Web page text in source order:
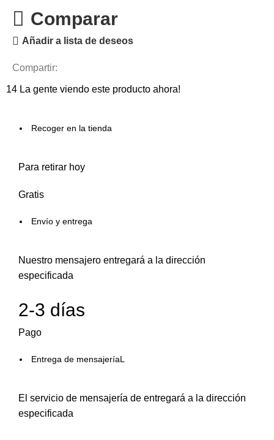
Comparar
Añadir a lista de deseos
Compartir:
14 La gente viendo este producto ahora!
Recoger en la tienda
Para retirar hoy
Gratis
Envío y entrega
Nuestro mensajero entregará a la dirección
especificada
2-3 días
Pago
Entrega de mensajeríaL
El servicio de mensajería de entregará a la dirección
especificada